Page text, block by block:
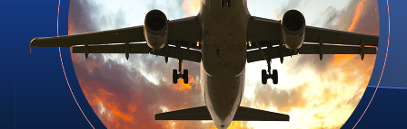
Industrieën
Bronnen
Contact